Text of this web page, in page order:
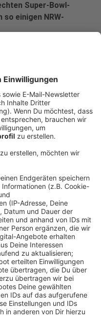
Super-Bowl-
einigen NRW-
vor allem,
Deutschland
live zu
zu sein.
Bowl-Parties, die
Und damit meinen
richtiges
Allein in Köln
(KöPi-Arena) werden
um das
Chiefs und den San
Sonntag auf Montag